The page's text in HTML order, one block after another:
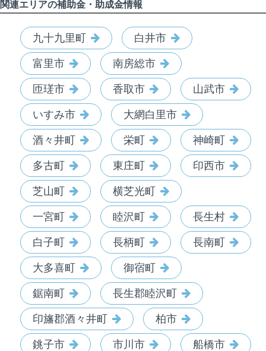
関連エリアの補助金・助成金情報
九十九里町 白井市
富里市 南房総市
匝瑳市 香取市 山武市
いすみ市 大網白里市
酒々井町 栄町 神崎町
多古町 東庄町 印西市
芝山町 横芝光町
一宮町 睦沢町 長生村
白子町 長柄町 長南町
大多喜町 御宿町
鋸南町 長生郡睦沢町
印旛郡酒々井町 柏市
銚子市 市川市 船橋市